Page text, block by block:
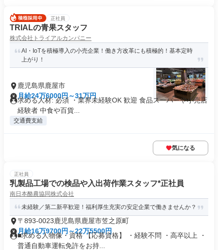
正社員
TRIALの青果スタッフ
株式会社トライアルカンパニー
AI・IoTを積極導入の小売企業！働き方改革にも積極的！基本定時
上がり！
鹿児島県鹿屋市
月給24万6000円～31万円
求める人材: 必須 ・業界未経験OK 歓迎 食品スーパーや小売店
経験者 中食や百貨...
交通費支給
気になる
正社員
乳製品工場での検品や入出荷作業スタッフ*正社員
南日本酪農協同株式会社
未経験／第二新卒歓迎！福利厚生充実の安定企業で働きませんか？
〒893-0023鹿児島県鹿屋市笠之原町
月給16万9700円～22万5500円
■求める人物像・資格 【応募資格】 ・経験不問 ・高卒以上 ・
普通自動車運転免許をお持...